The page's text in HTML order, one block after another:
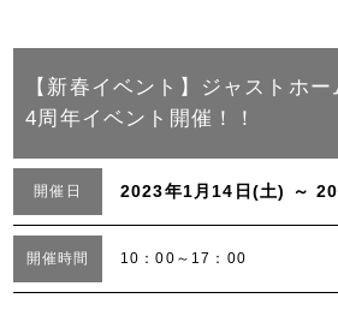
【新春イベント】ジャストホ
4周年イベント開催！！
開催日 2023年1月14日(土) ～
開催時間 10：00～17：00